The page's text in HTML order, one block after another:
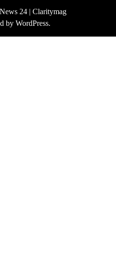
24 | Claritymag
by WordPress.